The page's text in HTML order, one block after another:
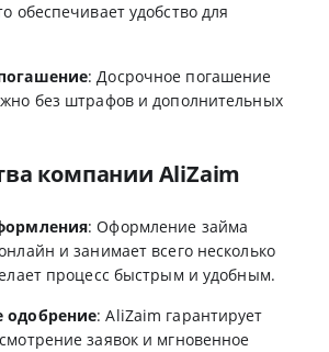
обеспечивает удобство для
: Досрочное погашение
без штрафов и дополнительных
компании AliZaim
: Оформление займа
и занимает всего несколько
процесс быстрым и удобным.
одобрение: AliZaim гарантирует
заявок и мгновенное